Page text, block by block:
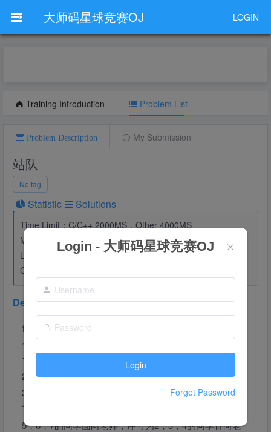
大师码星球竞赛OJ LOGIN
Login - 大师码星球竞赛OJ
Login
Forget Password
Training Introduction Problem List
Problem Description My Submission
站队
No tag
Statistic Solutions
Time Limit：C/C++ 2000MS，Other 4000MS
Memory Limit：C/C++ 512MB，Other 1024MB
Level：
Created By：
Description
体育课上，全班同学面向老师站成一排。老师依次喊了3
个口令：
1.从左到右，从1开始依次报数；
2.所有报数是2的倍数的同学“向后转”；
3.所有报数是3的倍数的同学“向后转”。
下图是前7名同学，执行完所有口令后的状态。序号为1，
5，6，7的同学面向老师，序号为2，3，4的同学背向老